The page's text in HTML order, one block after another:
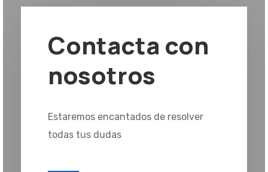
Contacta con
nosotros
Estaremos encantados de resolver
todas tus dudas